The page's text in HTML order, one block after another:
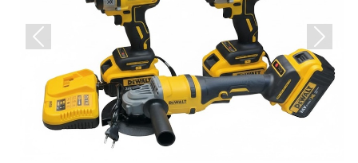
Next